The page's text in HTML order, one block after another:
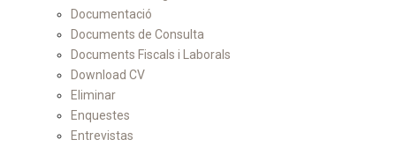
Documentació
Documents de Consulta
Documents Fiscals i Laborals
Download CV
Eliminar
Enquestes
Entrevistas